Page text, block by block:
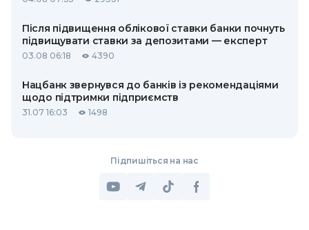
Після підвищення облікової ставки банки почнуть
підвищувати ставки за депозитами — експерт
03.08 06:18 4390
Нацбанк звернувся до банків із рекомендаціями
щодо підтримки підприємств
31.07 16:03 1498
Підпишіться на нас